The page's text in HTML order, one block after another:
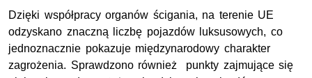
Dzięki współpracy organów ścigania, na terenie UE
odzyskano znaczną liczbę pojazdów luksusowych, co
jednoznacznie pokazuje międzynarodowy charakter
zagrożenia. Sprawdzono również punkty zajmujące się